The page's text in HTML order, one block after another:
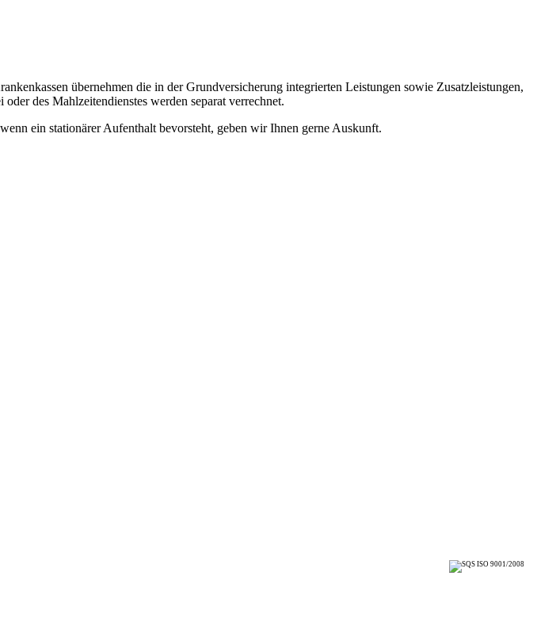
übernehmen die in der Grundversicherung integrierten Leistungen sowie Zusatzleistungen,
des Mahlzeitendienstes werden separat verrechnet.
ein stationärer Aufenthalt bevorsteht, geben wir Ihnen gerne Auskunft.